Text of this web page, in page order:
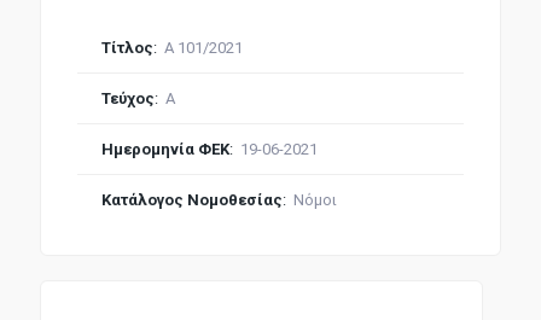
Τίτλος: Α 101/2021
Τεύχος: Α
Ημερομηνία ΦΕΚ: 19-06-2021
Κατάλογος Νομοθεσίας: Νόμοι